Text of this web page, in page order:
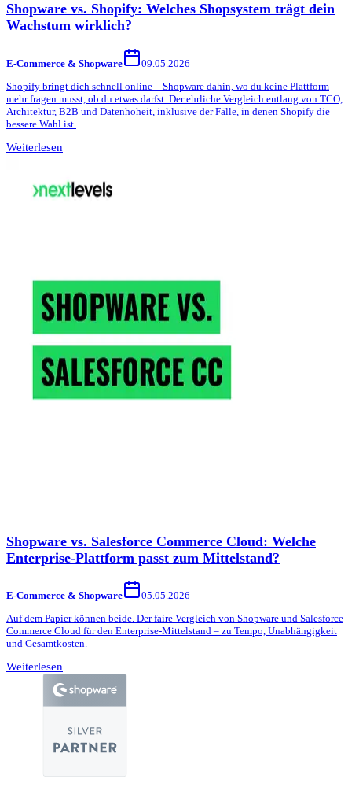
Shopware vs. Shopify: Welches Shopsystem trägt dein
Wachstum wirklich?
E-Commerce & Shopware
09.05.2026
Shopify bringt dich schnell online – Shopware dahin, wo du keine Plattform
mehr fragen musst, ob du etwas darfst. Der ehrliche Vergleich entlang von TCO,
Architektur, B2B und Datenhoheit, inklusive der Fälle, in denen Shopify die
bessere Wahl ist.
Weiterlesen
Shopware vs. Salesforce Commerce Cloud: Welche
Enterprise-Plattform passt zum Mittelstand?
E-Commerce & Shopware
05.05.2026
Auf dem Papier können beide. Der faire Vergleich von Shopware und Salesforce
Commerce Cloud für den Enterprise-Mittelstand – zu Tempo, Unabhängigkeit
und Gesamtkosten.
Weiterlesen